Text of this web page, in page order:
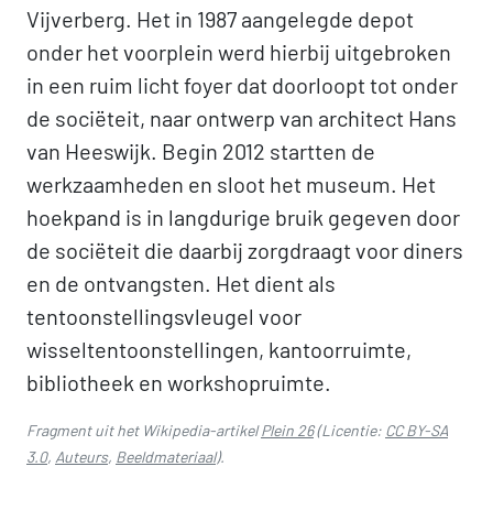
Vijverberg. Het in 1987 aangelegde depot
onder het voorplein werd hierbij uitgebroken
in een ruim licht foyer dat doorloopt tot onder
de sociëteit, naar ontwerp van architect Hans
van Heeswijk. Begin 2012 startten de
werkzaamheden en sloot het museum. Het
hoekpand is in langdurige bruik gegeven door
de sociëteit die daarbij zorgdraagt voor diners
en de ontvangsten. Het dient als
tentoonstellingsvleugel voor
wisseltentoonstellingen, kantoorruimte,
bibliotheek en workshopruimte.
Fragment uit het Wikipedia-artikelPlein 26(Licentie: CC BY-SA
3.0, Auteurs, Beeldmateriaal).